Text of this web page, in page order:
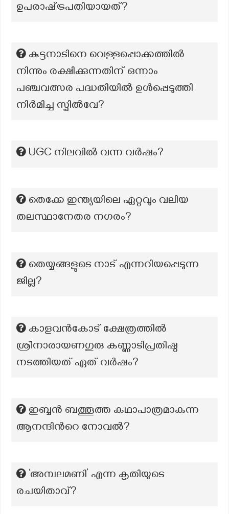
ഉപരാഷ്‌ട്രപതിയായത്?
കുട്ടനാടിനെ വെള്ളപ്പൊക്കത്തിൽ
നിന്നും രക്ഷിക്കുന്നതിന് ഒന്നാം
പഞ്ചവത്സര പദ്ധതിയിൽ ഉൾപ്പെടുത്തി
നിർമിച്ച സ്പിൽവേ?
UGC നിലവിൽ വന്ന വർഷം?
തെക്കേ ഇന്ത്യയിലെ ഏറ്റവും വലിയ
തലസ്ഥാനേതര നഗരം?
തെയ്യങ്ങളുടെ നാട് എന്നറിയപ്പെടുന്ന
ജില്ല?
കാളവൻകോട് ക്ഷേത്രത്തിൽ
ശ്രീനാരായണഗുരു കണ്ണാടിപ്രതിഷ്ഠ
നടത്തിയത് ഏത് വർഷം?
ഇബ്ബൻ ബത്തൂത്ത കഥാപാത്രമാകുന്ന
ആനന്ദിന്‍റെ നോവൽ?
‘അമ്പലമണി’ എന്ന കൃതിയുടെ
രചയിതാവ്?